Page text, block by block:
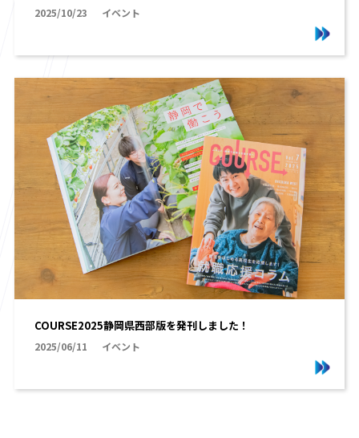
2025/10/23 イベント
COURSE2025静岡県西部版を発刊しました！
2025/06/11 イベント